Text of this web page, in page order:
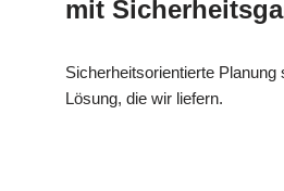
mit
Sicherheitsorientierte Planung
Lösung, die wir liefern.